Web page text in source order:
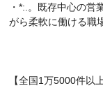
・*:.。既存中心の
がら柔軟に働ける職
【全国1万5000件以